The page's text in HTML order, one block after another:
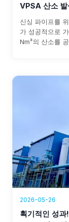
VPSA 산소
이상 수익 창출
신싱 파이프를
가 성공적으로
Nm³의 산소를
2026-05-26
획기적인 성